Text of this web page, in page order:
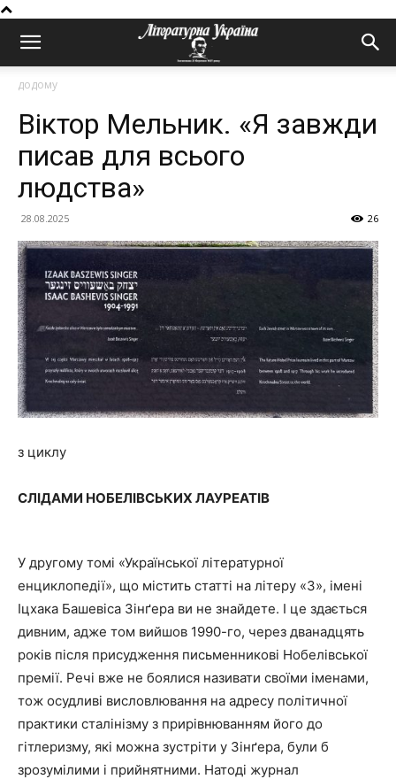
додому
Віктор Мельник. «Я завжди
писав для всього
людства»
28.08.2025 26
з циклу
СЛІДАМИ НОБЕЛІВСЬКИХ ЛАУРЕАТІВ
У другому томі «Української літературної
енциклопедії», що містить статті на літеру «З», імені
Іцхака Башевіса Зінґера ви не знайдете. І це здається
дивним, адже том вийшов 1990-го, через дванадцять
років після присудження письменникові Нобелівської
премії. Речі вже не боялися називати своїми іменами,
тож осудливі висловлювання на адресу політичної
практики сталінізму з прирівнюванням його до
гітлеризму, які можна зустріти у Зінґера, були б
зрозумілими і прийнятними. Натоді журнал